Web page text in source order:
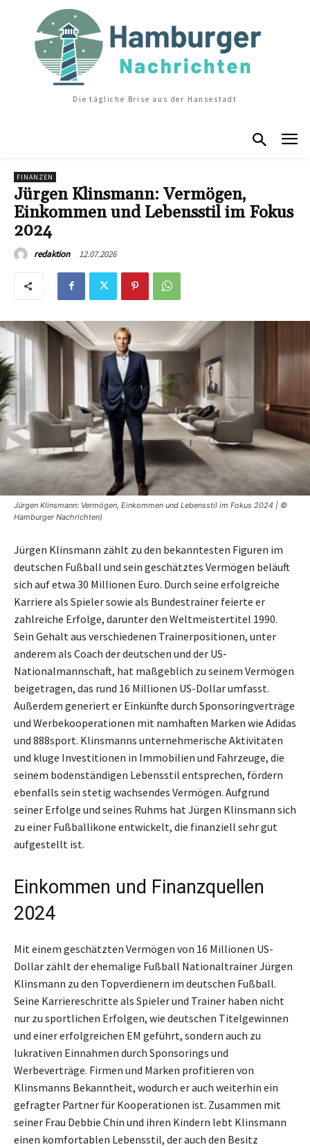
Die tägliche Brise aus der Hansestadt
FINANZEN
Jürgen Klinsmann: Vermögen,
Einkommen und Lebensstil im Fokus
2024
redaktion 12.07.2026
Jürgen Klinsmann: Vermögen, Einkommen und Lebensstil im Fokus 2024 | ©
Hamburger Nachrichten)
Jürgen Klinsmann zählt zu den bekanntesten Figuren im
deutschen Fußball und sein geschätztes Vermögen beläuft
sich auf etwa 30 Millionen Euro. Durch seine erfolgreiche
Karriere als Spieler sowie als Bundestrainer feierte er
zahlreiche Erfolge, darunter den Weltmeistertitel 1990.
Sein Gehalt aus verschiedenen Trainerpositionen, unter
anderem als Coach der deutschen und der US-
Nationalmannschaft, hat maßgeblich zu seinem Vermögen
beigetragen, das rund 16 Millionen US-Dollar umfasst.
Außerdem generiert er Einkünfte durch Sponsoringverträge
und Werbekooperationen mit namhaften Marken wie Adidas
und 888sport. Klinsmanns unternehmerische Aktivitäten
und kluge Investitionen in Immobilien und Fahrzeuge, die
seinem bodenständigen Lebensstil entsprechen, fördern
ebenfalls sein stetig wachsendes Vermögen. Aufgrund
seiner Erfolge und seines Ruhms hat Jürgen Klinsmann sich
zu einer Fußballikone entwickelt, die finanziell sehr gut
aufgestellt ist.
Einkommen und Finanzquellen
2024
Mit einem geschätzten Vermögen von 16 Millionen US-
Dollar zählt der ehemalige Fußball Nationaltrainer Jürgen
Klinsmann zu den Topverdienern im deutschen Fußball.
Seine Karriereschritte als Spieler und Trainer haben nicht
nur zu sportlichen Erfolgen, wie deutschen Titelgewinnen
und einer erfolgreichen EM geführt, sondern auch zu
lukrativen Einnahmen durch Sponsorings und
Werbeverträge. Firmen und Marken profitieren von
Klinsmanns Bekanntheit, wodurch er auch weiterhin ein
gefragter Partner für Kooperationen ist. Zusammen mit
seiner Frau Debbie Chin und ihren Kindern lebt Klinsmann
einen komfortablen Lebensstil, der auch den Besitz